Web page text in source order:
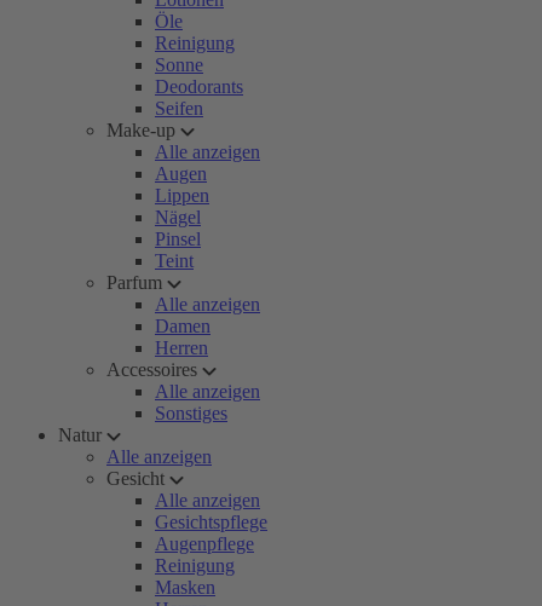
Öle
Reinigung
Sonne
Deodorants
Seifen
Make-up
Alle anzeigen
Augen
Lippen
Nägel
Pinsel
Teint
Parfum
Alle anzeigen
Damen
Herren
Accessoires
Alle anzeigen
Sonstiges
Natur
Alle anzeigen
Gesicht
Alle anzeigen
Gesichtspflege
Augenpflege
Reinigung
Masken